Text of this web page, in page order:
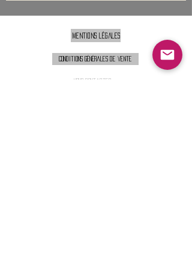
Mentions légales
Conditions générales de vente
Nous contacter :